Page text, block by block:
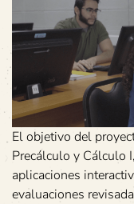
El objetivo del
Precálculo y Cálculo
aplicaciones
evaluaciones